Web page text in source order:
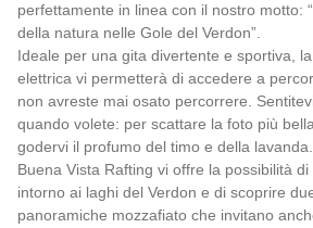
perfettamente in linea con il nostro motto:
della natura nelle Gole del Verdon”.
Ideale per una gita divertente e sportiva,
elettrica vi permetterà di accedere a
non avreste mai osato percorrere.
quando volete: per scattare la foto più
godervi il profumo del timo e della lavanda.
Buena Vista Rafting vi offre la possibilità
intorno ai laghi del Verdon e di scoprire
panoramiche mozzafiato che invitano